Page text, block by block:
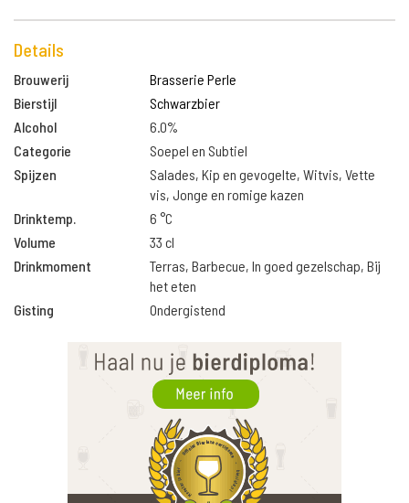
Details
Brouwerij
Brasserie Perle
Bierstijl
Schwarzbier
Alcohol
6.0%
Categorie
Soepel en Subtiel
Spijzen
Salades, Kip en gevogelte, Witvis, Vette
vis, Jonge en romige kazen
Drinktemp.
6 °C
Volume
33 cl
Drinkmoment
Terras, Barbecue, In goed gezelschap, Bij
het eten
Gisting
Ondergistend